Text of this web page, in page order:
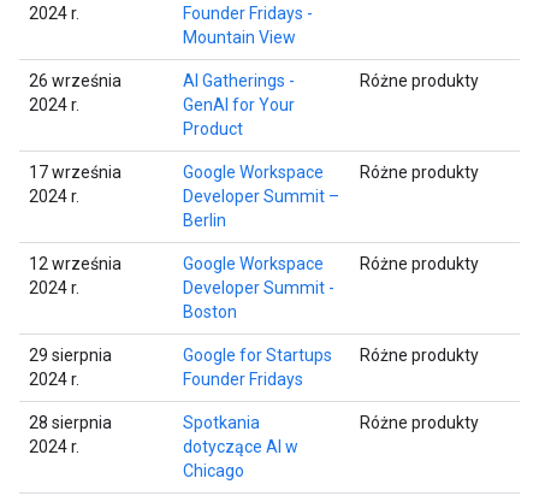
2024 r.
Founder Fridays -
Mountain View
26 września
2024 r.
AI Gatherings -
GenAI for Your
Product
Różne produkty
17 września
2024 r.
Google Workspace
Developer Summit –
Berlin
Różne produkty
12 września
2024 r.
Google Workspace
Developer Summit -
Boston
Różne produkty
29 sierpnia
2024 r.
Google for Startups
Founder Fridays
Różne produkty
28 sierpnia
2024 r.
Spotkania
dotyczące AI w
Chicago
Różne produkty